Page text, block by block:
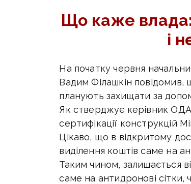
Що каже влада:
і
На початку червня
Вадим Філашкін повідомив,
планують захищати за
Як стверджує керівник
сертифікації конструкцій
Цікаво, що в відкритому
виділення коштів саме на
Таким чином, залишається
саме на антидронові сітки,